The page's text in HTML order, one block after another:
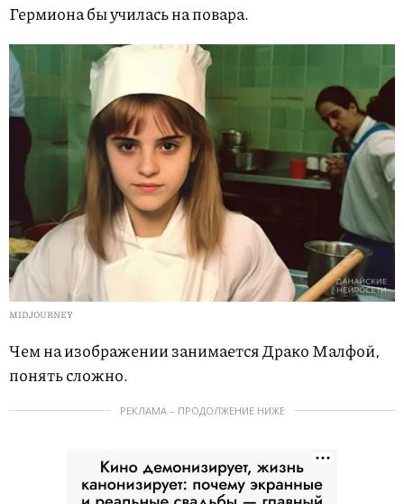
Гермиона бы училась на повара.
MIDJOURNEY
Чем на изображении занимается Драко Малфой,
понять сложно.
РЕКЛАМА – ПРОДОЛЖЕНИЕ НИЖЕ